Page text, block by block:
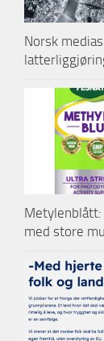
Norsk
med store